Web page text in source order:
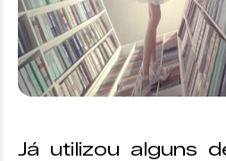
Já utilizou alguns